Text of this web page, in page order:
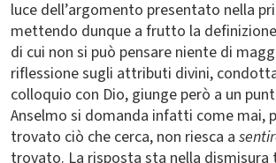
luce dell’argomento presentato nella
mettendo dunque a frutto la
di cui non si può pensare niente di
riflessione sugli attributi divini,
colloquio con Dio, giunge però a un
Anselmo si domanda infatti come mai,
trovato ciò che cerca, non riesca a
trovato. La risposta sta nella dismisura